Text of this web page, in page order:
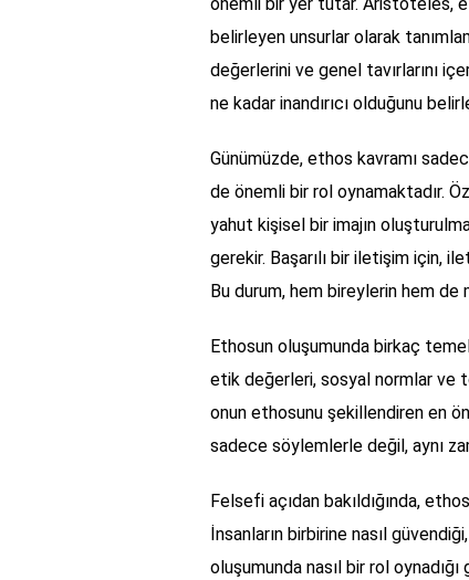
belirleyen unsurlar olarak
değerlerini ve genel tavırlarını
ne kadar inandırıcı olduğunu
Günümüzde, ethos kavramı
de önemli bir rol oynamaktadır.
yahut kişisel bir imajın
gerekir. Başarılı bir iletişim için,
Bu durum, hem bireylerin hem de
Ethosun oluşumunda birkaç
etik değerleri, sosyal normlar ve
onun ethosunu şekillendiren en
sadece söylemlerle değil, aynı
Felsefi açıdan bakıldığında,
İnsanların birbirine nasıl
oluşumunda nasıl bir rol